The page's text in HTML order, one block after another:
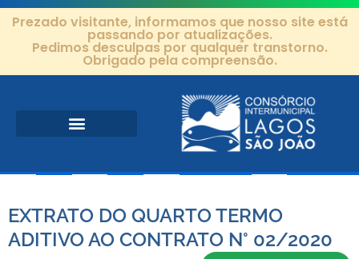
Prezado visitante, informamos que nosso site está
passando por atualizações.
Pedimos desculpas por qualquer transtorno.
Obrigado pela compreensão.
EXTRATO DO QUARTO TERMO
ADITIVO AO CONTRATO N° 02/2020